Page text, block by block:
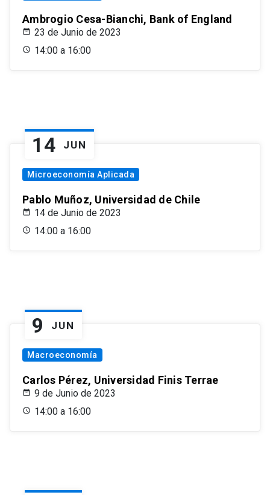
Ambrogio Cesa-Bianchi, Bank of England
23 de Junio de 2023
14:00 a 16:00
14 JUN
Microeconomía Aplicada
Pablo Muñoz, Universidad de Chile
14 de Junio de 2023
14:00 a 16:00
9 JUN
Macroeconomía
Carlos Pérez, Universidad Finis Terrae
9 de Junio de 2023
14:00 a 16:00